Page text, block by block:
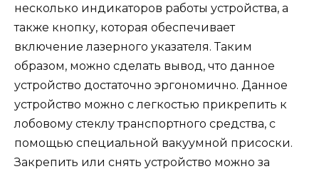
несколько индикаторов работы устройства, а
также кнопку, которая обеспечивает
включение лазерного указателя. Таким
образом, можно сделать вывод, что данное
устройство достаточно эргономично. Данное
устройство можно с легкостью прикрепить к
лобовому стеклу транспортного средства, с
помощью специальной вакуумной присоски.
Закрепить или снять устройство можно за